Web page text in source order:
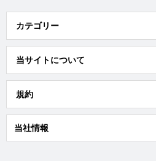
カテゴリー
当サイトについて
規約
当社情報